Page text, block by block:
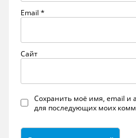
Email *
Сайт
Сохранить моё имя, email и
для последующих моих